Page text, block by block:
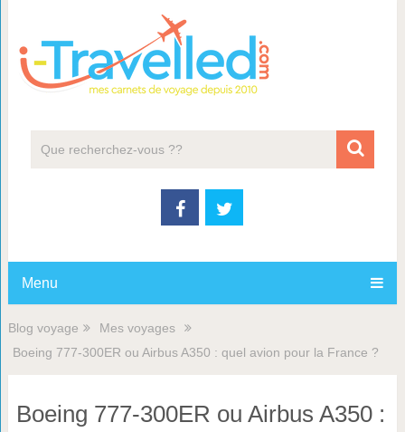
Menu
Blog voyage
Mes voyages
Boeing 777-300ER ou Airbus A350 : quel avion pour la France ?
Boeing 777-300ER ou Airbus A350 :